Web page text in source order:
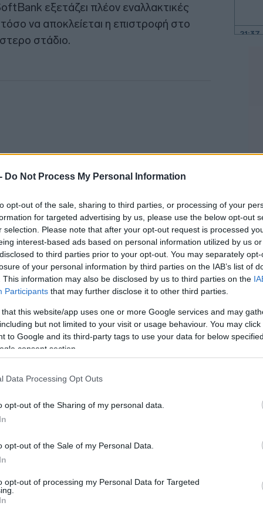
Do Not Process My Personal Information
opt-out of the sale, sharing to third parties, or processing of your
for targeted advertising by us, please use the below opt-out
selection. Please note that after your opt-out request is processed
interest-based ads based on personal information utilized by us
to third parties prior to your opt-out. You may separately
of your personal information by third parties on the IAB’s list of
This information may also be disclosed by us to third parties on the
Participants that may further disclose it to other third parties.
that this website/app uses one or more Google services and may
but not limited to your visit or usage behaviour. You may
to Google and its third-party tags to use your data for below
consent section.
Data Processing Opt Outs
opt-out of the Sharing of my personal data.
opt-out of the Sale of my Personal Data.
opt-out of processing my Personal Data for Targeted
εξετάζει πλέον εναλλακτικές
να αποκλείεται η επιστροφή στο
στάδιο.
τσιπ Advantest και Renesas Electronics
chipSK Hynix υποχώρησε πάνω
έχασε 7,45%.Ο κατασκευαστής
πάνω από 5%, ενώ η LG Display
21:37
20:38
20:33
20:12